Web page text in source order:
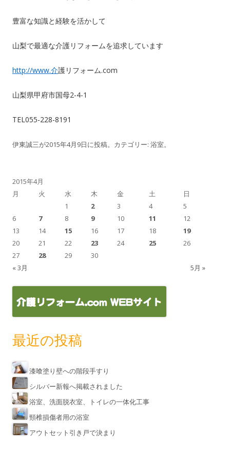
豊富な知識と経験を活かして
山梨で最適な介護リフォームを追求しています
http://www.介護リフォーム.com
山梨県甲府市国母2-4-1
TEL055-228-8191
伊東誠三が2015年4月9日に投稿。カテゴリー: 浴室。
2015年4月
月
火 水 木 金 土 日
« 3月 5月 »
1 2 3 4
5
6
7 8 9 10 11
12
13
14 15 16 17 18
19
20
21 22 23 24 25
26
27
28 29 30
最近の投稿
漆喰塗り壁への階段手すり
シルバー新報へ掲載されました
浴室、洗面脱衣室、トイレの一体化工事
頸椎損傷者用の浴室
アウトセット引き戸で決まり